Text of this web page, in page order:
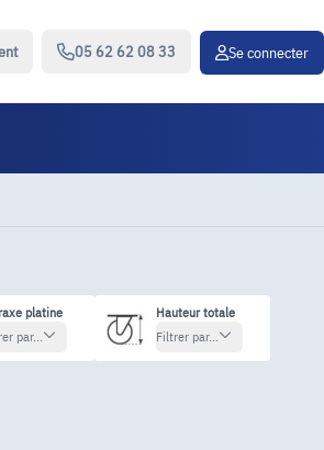
05 62 62 08 33 Se connecter
platine
par...
Hauteur totale
Filtrer par...